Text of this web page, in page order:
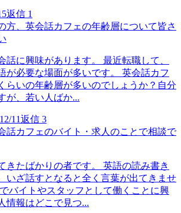
返信 1
方、英会話カフェの年齢層について皆さ
話に興味があります。 最近転職して、
が必要な場面が多いです。 英会話カフ
らいの年齢層が多いのでしょうか？自分
が、若い人ばか...
11返信 3
話カフェのバイト・求人のことで相談で
きたばかりの者です。 英語の読み書き
いざ話すとなると全く言葉が出てきませ
バイトやスタッフとして働くことに興
情報はどこで見つ...